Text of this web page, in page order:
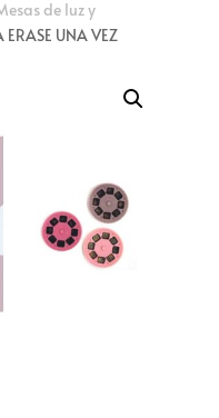
de luz y
UNA VEZ